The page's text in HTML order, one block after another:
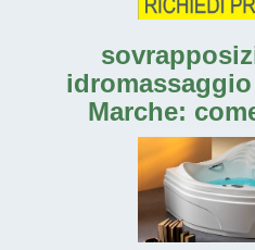
Marche: